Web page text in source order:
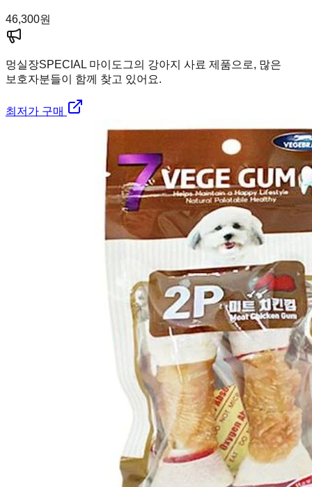
46,300원
멍실장SPECIAL 마이도그의 강아지 사료 제품으로, 많은
보호자분들이 함께 찾고 있어요.
최저가 구매